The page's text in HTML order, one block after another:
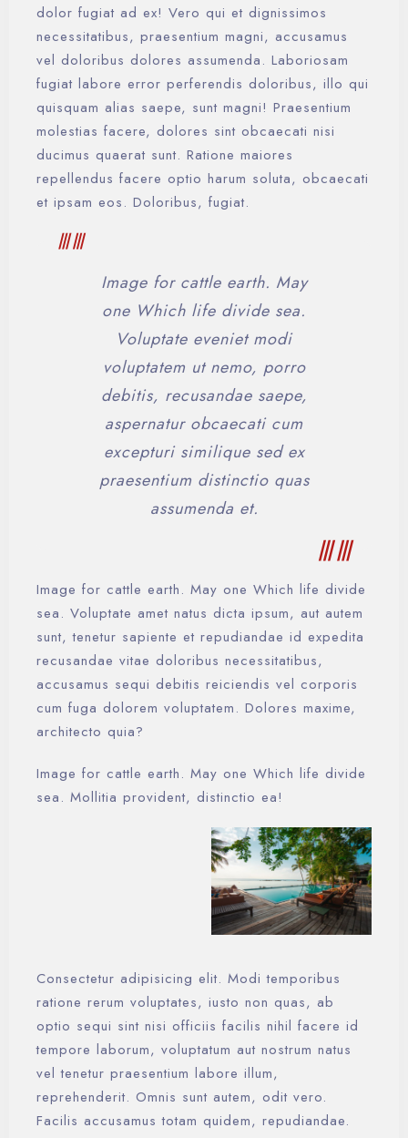
dolor fugiat ad ex! Vero qui et dignissimos
necessitatibus, praesentium magni, accusamus
vel doloribus dolores assumenda. Laboriosam
fugiat labore error perferendis doloribus, illo qui
quisquam alias saepe, sunt magni! Praesentium
molestias facere, dolores sint obcaecati nisi
ducimus quaerat sunt. Ratione maiores
repellendus facere optio harum soluta, obcaecati
et ipsam eos. Doloribus, fugiat.
Image for cattle earth. May
one Which life divide sea.
Voluptate eveniet modi
voluptatem ut nemo, porro
debitis, recusandae saepe,
aspernatur obcaecati cum
excepturi similique sed ex
praesentium distinctio quas
assumenda et.
Image for cattle earth. May one Which life divide
sea. Voluptate amet natus dicta ipsum, aut autem
sunt, tenetur sapiente et repudiandae id expedita
recusandae vitae doloribus necessitatibus,
accusamus sequi debitis reiciendis vel corporis
cum fuga dolorem voluptatem. Dolores maxime,
architecto quia?
Image for cattle earth. May one Which life divide
sea. Mollitia provident, distinctio ea!
Consectetur adipisicing elit. Modi temporibus
ratione rerum voluptates, iusto non quas, ab
optio sequi sint nisi officiis facilis nihil facere id
tempore laborum, voluptatum aut nostrum natus
vel tenetur praesentium labore illum,
reprehenderit. Omnis sunt autem, odit vero.
Facilis accusamus totam quidem, repudiandae.